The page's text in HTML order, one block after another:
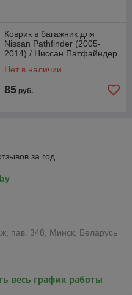
Коврик в багажник для
Nissan Pathfinder (2005-
2014) / Ниссан Патфайндер
Нет в наличии
85 руб.
за год
пав. 348, Минск, Беларусь
весь график работы